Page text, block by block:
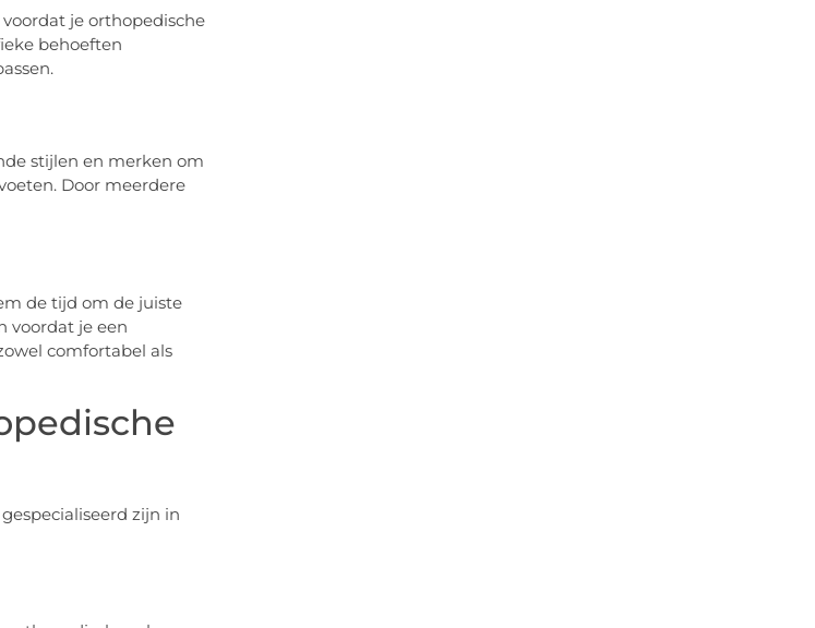
je orthopedische
behoeften
stijlen en merken om
Door meerdere
de tijd om de juiste
voordat je een
comfortabel als
zijn in